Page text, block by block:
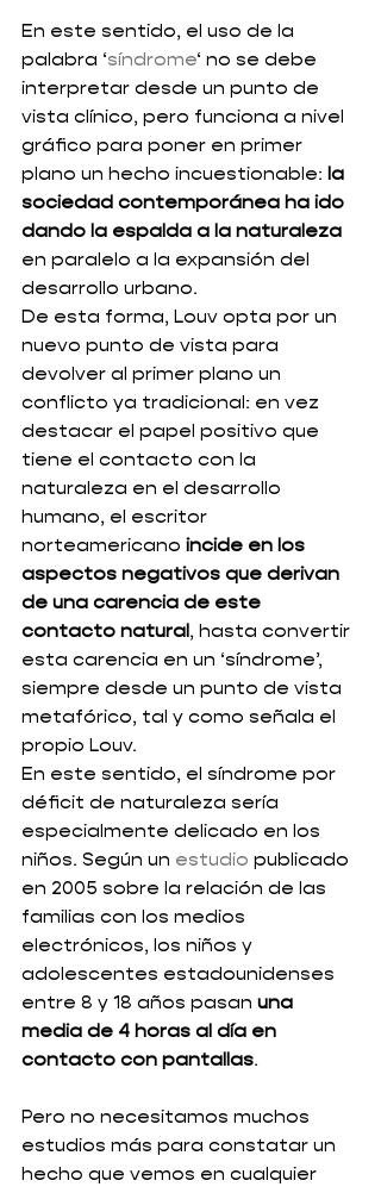
En este sentido, el uso de la
palabra ‘síndrome‘ no se debe
interpretar desde un punto de
vista clínico, pero funciona a nivel
gráfico para poner en primer
plano un hecho incuestionable: la
sociedad contemporánea ha ido
dando la espalda a la naturaleza
en paralelo a la expansión del
desarrollo urbano.
De esta forma, Louv opta por un
nuevo punto de vista para
devolver al primer plano un
conflicto ya tradicional: en vez
destacar el papel positivo que
tiene el contacto con la
naturaleza en el desarrollo
humano, el escritor
norteamericano incide en los
aspectos negativos que derivan
de una carencia de este
contacto natural , hasta convertir
esta carencia en un ‘síndrome’,
siempre desde un punto de vista
metafórico, tal y como señala el
propio Louv.
En este sentido, el síndrome por
déficit de naturaleza sería
especialmente delicado en los
niños. Según un estudio publicado
en 2005 sobre la relación de las
familias con los medios
electrónicos, los niños y
adolescentes estadounidenses
entre 8 y 18 años pasan una
media de 4 horas al día en
contacto con pantallas.
Pero no necesitamos muchos
estudios más para constatar un
hecho que vemos en cualquier